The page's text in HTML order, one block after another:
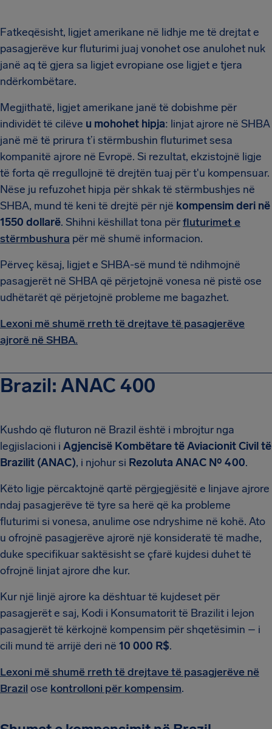
Fatkeqësisht, ligjet amerikane në lidhje me të drejtat e
pasagjerëve kur fluturimi juaj vonohet ose anulohet nuk
janë aq të gjera sa ligjet evropiane ose ligjet e tjera
ndërkombëtare.
Megjithatë, ligjet amerikane janë të dobishme për
individët të cilëve u mohohet hipja: linjat ajrore në SHBA
janë më të prirura t’i stërmbushin fluturimet sesa
kompanitë ajrore në Evropë. Si rezultat, ekzistojnë ligje
të forta që rregullojnë të drejtën tuaj për t'u kompensuar.
Nëse ju refuzohet hipja për shkak të stërmbushjes në
SHBA, mund të keni të drejtë për një kompensim deri në
1550 dollarë. Shihni këshillat tona përfluturimet e
stërmbushura për më shumë informacion.
Përveç kësaj, ligjet e SHBA-së mund të ndihmojnë
pasagjerët në SHBA që përjetojnë vonesa në pistë ose
udhëtarët që përjetojnë probleme me bagazhet.
Lexoni më shumë rreth të drejtave të pasagjerëve
ajrorë në SHBA.
Brazil: ANAC 400
Kushdo që fluturon në Brazil është i mbrojtur nga
legjislacioni i Agjencisë Kombëtare të Aviacionit Civil të
Brazilit (ANAC), i njohur si Rezoluta ANAC Nº 400.
Këto ligje përcaktojnë qartë përgjegjësitë e linjave ajrore
ndaj pasagjerëve të tyre sa herë që ka probleme
fluturimi si vonesa, anulime ose ndryshime në kohë. Ato
u ofrojnë pasagjerëve ajrorë një konsideratë të madhe,
duke specifikuar saktësisht se çfarë kujdesi duhet të
ofrojnë linjat ajrore dhe kur.
Kur një linjë ajrore ka dështuar të kujdeset për
pasagjerët e saj, Kodi i Konsumatorit të Brazilit i lejon
pasagjerët të kërkojnë kompensim për shqetësimin – i
cili mund të arrijë deri në 10 000 R$.
Lexoni më shumë rreth të drejtave të pasagjerëve në
Brazil ose kontrolloni për kompensim.